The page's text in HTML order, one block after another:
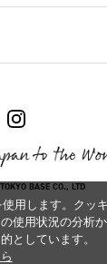
BASE CO., LTD
用します。クッ
使用状況の分析
としています。